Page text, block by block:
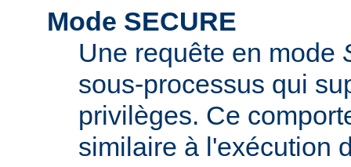
Mode SECURE
Une requête en mode
sous-processus qui
privilèges. Ce
similaire à l'exécution